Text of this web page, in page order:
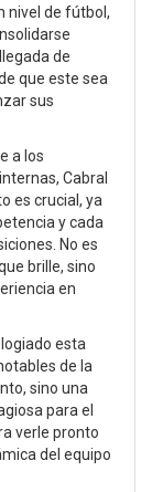
nivel de fútbol,
de
que este sea
sus
a los
Cabral
es crucial, ya
y cada
No es
brille, sino
en
esta
de la
sino una
para el
verle pronto
del equipo